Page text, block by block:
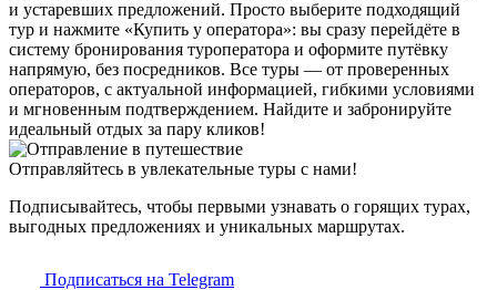
и устаревших предложений. Просто выберите подходящий
тур и нажмите «Купить у оператора»: вы сразу перейдёте в
систему бронирования туроператора и оформите путёвку
напрямую, без посредников. Все туры — от проверенных
операторов, с актуальной информацией, гибкими условиями
и мгновенным подтверждением. Найдите и забронируйте
идеальный отдых за пару кликов!
Отправляйтесь в увлекательные туры с нами!
Подписывайтесь, чтобы первыми узнавать о горящих турах,
выгодных предложениях и уникальных маршрутах.
Подписаться на Telegram